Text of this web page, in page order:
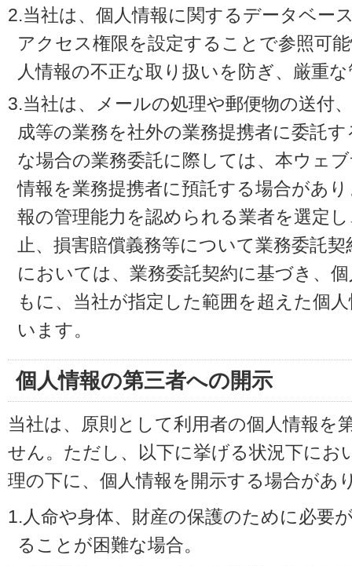
2.当社は、個人情報に関するデータベー
アクセス権限を設定することで参照可
人情報の不正な取り扱いを防ぎ、厳重
3.当社は、メールの処理や郵便物の送付
成等の業務を社外の業務提携者に委託
な場合の業務委託に際しては、本ウェ
情報を業務提携者に預託する場合があ
報の管理能力を認められる業者を選定
止、損害賠償義務等について業務委託
においては、業務委託契約に基づき、
もに、当社が指定した範囲を超えた個
います。
個人情報の第三者への開示
当社は、原則として利用者の個人情報を
せん。ただし、以下に挙げる状況下にお
理の下に、個人情報を開示する場合があ
1.人命や身体、財産の保護のために必要
ることが困難な場合。